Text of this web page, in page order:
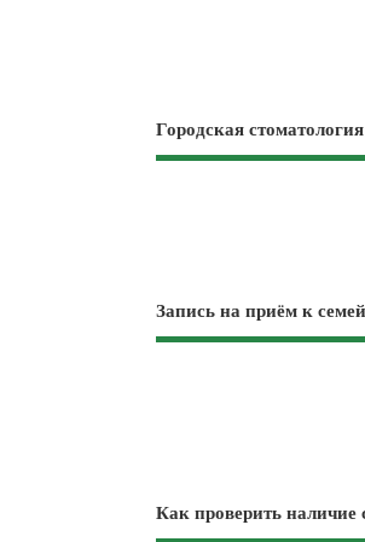
Городская стоматология
Запись на приём к
Как проверить наличие